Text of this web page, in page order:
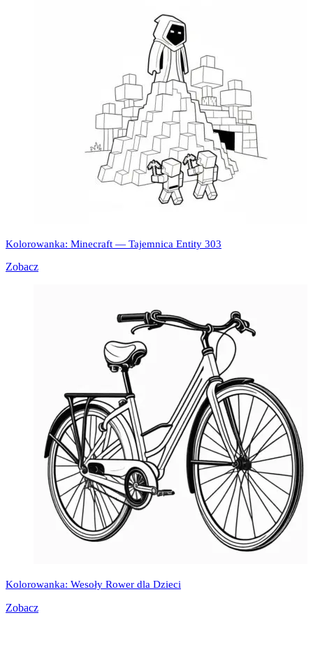
Kolorowanka: Minecraft — Tajemnica Entity 303
Zobacz
Kolorowanka: Wesoły Rower dla Dzieci
Zobacz